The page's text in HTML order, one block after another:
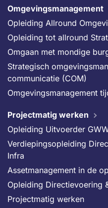
Omgevingsmanagement
Opleiding Allround
Opleiding tot allround
Omgaan met mondige
Strategisch
communicatie (COM)
Omgevingsmanagement
Projectmatig werken
Opleiding Uitvoerder
Verdiepingsopleiding
Infra
Assetmanagement in de
Opleiding Directievoering
Projectmatig werken